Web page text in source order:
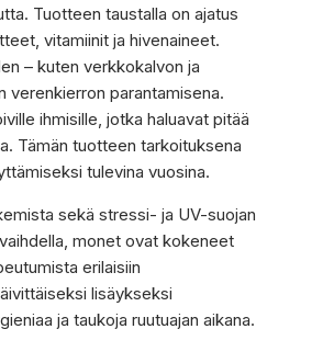
Tuotteen taustalla on ajatus
vitamiinit ja hivenaineet.
– kuten verkkokalvon ja
verenkierron parantamisena.
ihmisille, jotka haluavat pitää
Tämän tuotteen tarkoituksena
tulevina vuosina.
sekä stressi- ja UV-suojan
monet ovat kokeneet
erilaisiin
lisäykseksi
ja taukoja ruutuajan aikana.